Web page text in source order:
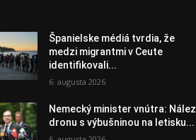
Španielske médiá tvrdia, že
medzi migrantmi v Ceute
identifikovali...
6. augusta 2026
Nemecký minister vnútra: Nález
dronu s výbušninou na letisku...